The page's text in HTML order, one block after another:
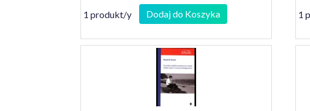
1 produkt/y Dodaj do Koszyka 1